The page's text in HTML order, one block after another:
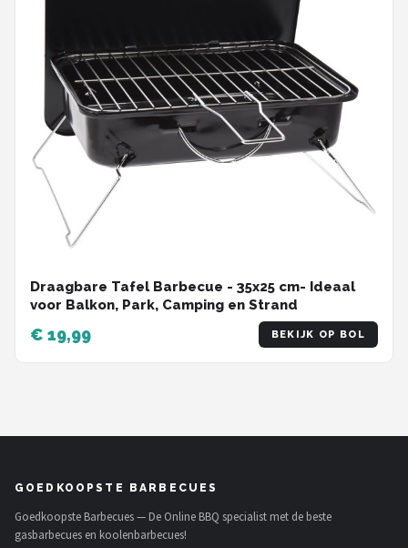
Draagbare Tafel Barbecue - 35x25 cm- Ideaal
voor Balkon, Park, Camping en Strand
€ 19,99 BEKIJK OP BOL
GOEDKOOPSTE BARBECUES
Goedkoopste Barbecues — De Online BBQ specialist met de beste
gasbarbecues en koolenbarbecues!